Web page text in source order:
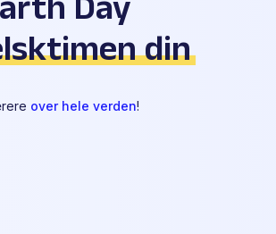
din
over hele verden!